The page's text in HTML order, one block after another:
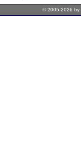
© 2005-2026 by